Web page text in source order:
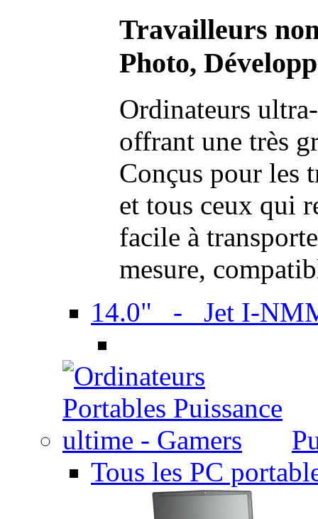
Travailleurs
Photo,
Ordinateurs
offrant une très
Conçus pour les
et tous ceux qui
facile à
mesure,
14.0" - Jet I-
Tous les PC